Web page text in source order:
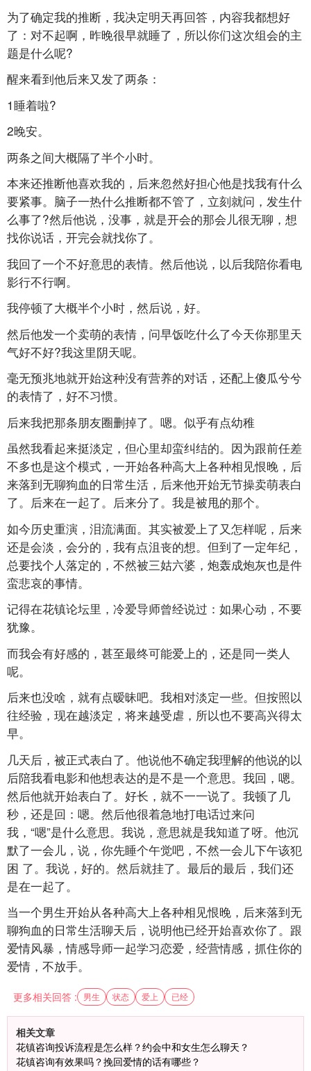
为了确定我的推断，我决定明天再回答，内容我都想好
了：对不起啊，昨晚很早就睡了，所以你们这次组会的主
题是什么呢?
醒来看到他后来又发了两条：
1睡着啦?
2晚安。
两条之间大概隔了半个小时。
本来还推断他喜欢我的，后来忽然好担心他是找我有什么
要紧事。脑子一热什么推断都不管了，立刻就问，发生什
么事了?然后他说，没事，就是开会的那会儿很无聊，想
找你说话，开完会就找你了。
我回了一个不好意思的表情。然后他说，以后我陪你看电
影行不行啊。
我停顿了大概半个小时，然后说，好。
然后他发一个卖萌的表情，问早饭吃什么了今天你那里天
气好不好?我这里阴天呢。
毫无预兆地就开始这种没有营养的对话，还配上傻瓜兮兮
的表情了，好不习惯。
后来我把那条朋友圈删掉了。嗯。似乎有点幼稚
虽然我看起来挺淡定，但心里却蛮纠结的。因为跟前任差
不多也是这个模式，一开始各种高大上各种相见恨晚，后
来落到无聊狗血的日常生活，后来他开始无节操卖萌表白
了。后来在一起了。后来分了。我是被甩的那个。
如今历史重演，泪流满面。其实被爱上了又怎样呢，后来
还是会淡，会分的，我有点沮丧的想。但到了一定年纪，
总要找个人落定的，不然被三姑六婆，炮轰成炮灰也是件
蛮悲哀的事情。
记得在花镇论坛里，冷爱导师曾经说过：如果心动，不要
犹豫。
而我会有好感的，甚至最终可能爱上的，还是同一类人
呢。
后来也没啥，就有点暧昧吧。我相对淡定一些。但按照以
往经验，现在越淡定，将来越受虐，所以也不要高兴得太
早。
几天后，被正式表白了。他说他不确定我理解的他说的以
后陪我看电影和他想表达的是不是一个意思。我回，嗯。
然后他就开始表白了。好长，就不一一说了。我顿了几
秒，还是回：嗯。然后他很着急地打电话过来问
我，“嗯”是什么意思。我说，意思就是我知道了呀。他沉
默了一会儿，说，你先睡个午觉吧，不然一会儿下午该犯
困 了。我说，好的。然后就挂了。最后的最后，我们还
是在一起了。
当一个男生开始从各种高大上各种相见恨晚，后来落到无
聊狗血的日常生活聊天后，说明他已经开始喜欢你了。跟
爱情风暴，情感导师一起学习恋爱，经营情感，抓住你的
爱情，不放手。
更多相关回答 : 男生 状态 爱上 已经
相关文章
花镇咨询投诉流程是怎么样？约会中和女生怎么聊天？
花镇咨询有效果吗？挽回爱情的话有哪些？